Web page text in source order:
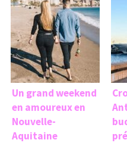
Un grand weekend
en amoureux en
Nouvelle-
Aquitaine